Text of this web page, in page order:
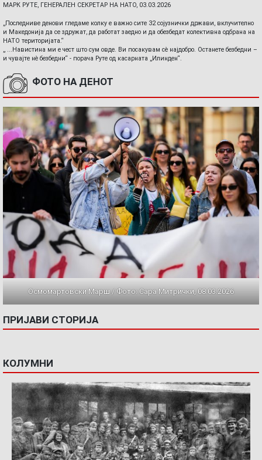
МАРК РУТЕ, ГЕНЕРАЛЕН СЕКРЕТАР НА НАТО, 03.03.2026
„Последниве денови гледаме колку е важно сите 32 сојузнички држави, вклучително
и Македонија да се здружат, да работат заедно и да обезбедат колективна одбрана на
НАТО територијата.“
„ ...Навистина ми е чест што сум овде. Ви посакувам сè најдобро. Останете безбедни –
и чувајте нè безбедни“ - порача Руте од касарната „Илинден“.
ФОТО НА ДЕНОТ
Осмомартовски Марш / Фото: Сара Митрички, 08.03.2026
ПРИЈАВИ СТОРИЈА
КОЛУМНИ